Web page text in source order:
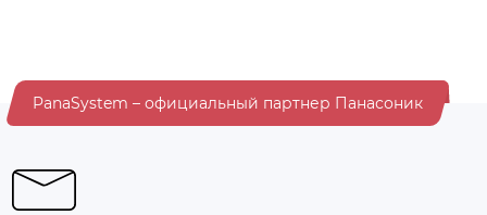
PanaSystem – официальный партнер Панасоник